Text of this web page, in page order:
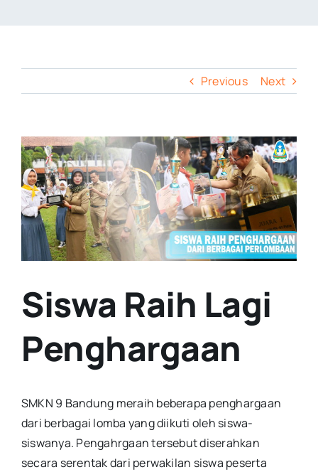
Previous Next
View
Larger
Image
Siswa Raih Lagi
Penghargaan
SMKN 9 Bandung meraih beberapa penghargaan
dari berbagai lomba yang diikuti oleh siswa-
siswanya. Pengahrgaan tersebut diserahkan
secara serentak dari perwakilan siswa peserta